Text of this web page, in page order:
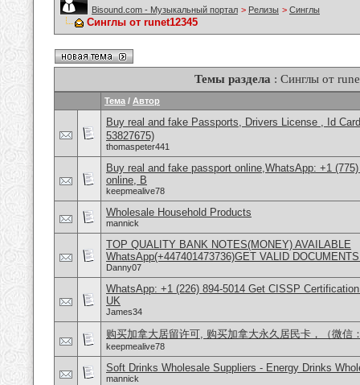
Bisound.com - Музыкальный портал > Релизы > Синглы
Синглы от runet12345
Темы раздела : Синглы от
Тема / Автор
Buy real and fake Passports, Drivers License , Id
53827675)
thomaspeter441
Buy real and fake passport online,WhatsApp: +1
online, B
keepmealive78
Wholesale Household Products
mannick
TOP QUALITY BANK NOTES(MONEY) AVAILABLE
WhatsApp(+447401473736)GET VALID
Danny07
WhatsApp: +1 (226) 894-5014​ Get CISSP
UK
James34
购买加拿大居留许可, 购买加拿大永久居民卡，（微信
keepmealive78
Soft Drinks Wholesale Suppliers - Energy Drinks
mannick